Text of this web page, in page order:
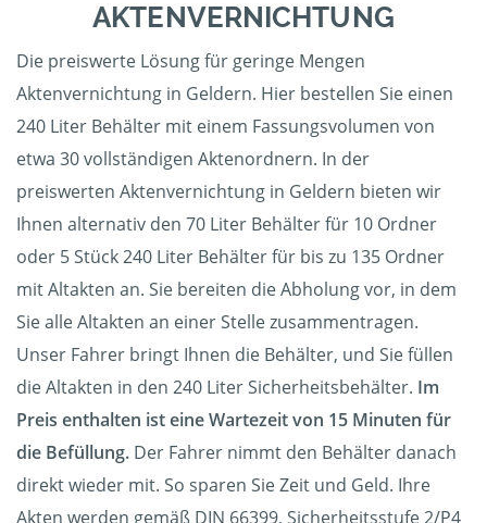
AKTENVERNICHTUNG
Die preiswerte Lösung für geringe Mengen
Aktenvernichtung in Geldern. Hier bestellen Sie einen
240 Liter Behälter mit einem Fassungsvolumen von
etwa 30 vollständigen Aktenordnern. In der
preiswerten Aktenvernichtung in Geldern bieten wir
Ihnen alternativ den 70 Liter Behälter für 10 Ordner
oder 5 Stück 240 Liter Behälter für bis zu 135 Ordner
mit Altakten an. Sie bereiten die Abholung vor, in dem
Sie alle Altakten an einer Stelle zusammentragen.
Unser Fahrer bringt Ihnen die Behälter, und Sie füllen
die Altakten in den 240 Liter Sicherheitsbehälter. Im
Preis enthalten ist eine Wartezeit von 15 Minuten für
die Befüllung. Der Fahrer nimmt den Behälter danach
direkt wieder mit. So sparen Sie Zeit und Geld. Ihre
Akten werden gemäß DIN 66399, Sicherheitsstufe 2/P4